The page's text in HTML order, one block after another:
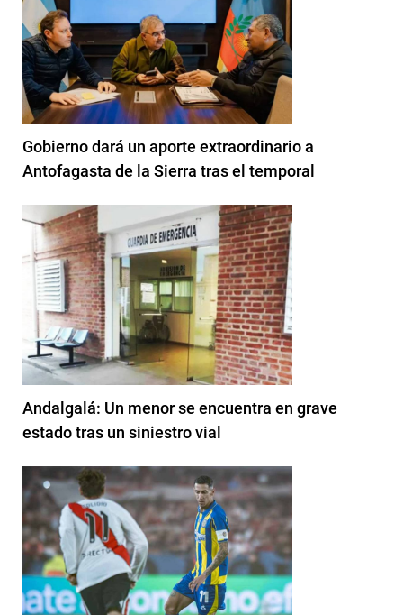
Gobierno dará un aporte extraordinario a
Antofagasta de la Sierra tras el temporal
Andalgalá: Un menor se encuentra en grave
estado tras un siniestro vial